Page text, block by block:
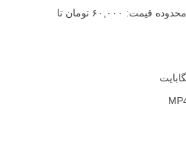
محدوده قیمت: ۶۰,۰۰۰ تومان تا